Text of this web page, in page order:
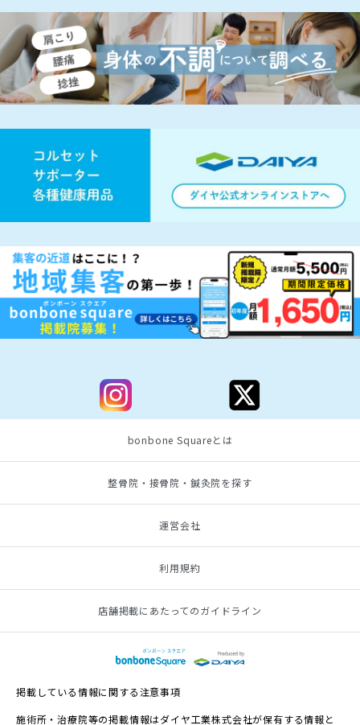
bonbone Squareとは
整骨院・接骨院・鍼灸院を探す
運営会社
利用規約
店舗掲載にあたってのガイドライン
掲載している情報に関する注意事項
施術所・治療院等の掲載情報はダイヤ工業株式会社が保有する情報と